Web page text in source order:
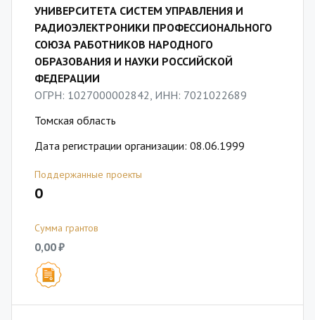
УНИВЕРСИТЕТА СИСТЕМ УПРАВЛЕНИЯ И
РАДИОЭЛЕКТРОНИКИ ПРОФЕССИОНАЛЬНОГО
СОЮЗА РАБОТНИКОВ НАРОДНОГО
ОБРАЗОВАНИЯ И НАУКИ РОССИЙСКОЙ
ФЕДЕРАЦИИ
ОГРН: 1027000002842, ИНН: 7021022689
Томская область
Дата регистрации организации: 08.06.1999
Поддержанные проекты
0
Сумма грантов
0,00 ₽